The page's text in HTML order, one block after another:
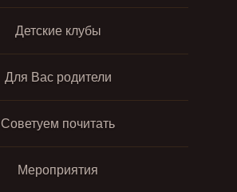
Детские клубы
Для Вас родители
Советуем почитать
Мероприятия